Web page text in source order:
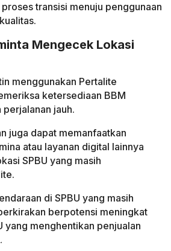
transisi menuju penggunaan
Mengecek Lokasi
menggunakan Pertalite
ketersediaan BBM
jauh.
juga dapat memanfaatkan
atau layanan digital lainnya
SPBU yang masih
di SPBU yang masih
berpotensi meningkat
yang menghentikan penjualan